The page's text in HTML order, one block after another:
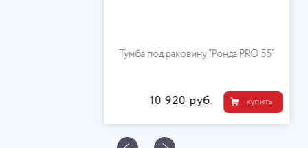
Тумба под раковину "Ронда PRO 55"
купить
10 920 руб.